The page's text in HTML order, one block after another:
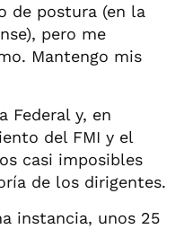
de postura (en la
pero me
Mantengo mis
Federal y, en
del FMI y el
casi imposibles
de los dirigentes.
instancia, unos 25